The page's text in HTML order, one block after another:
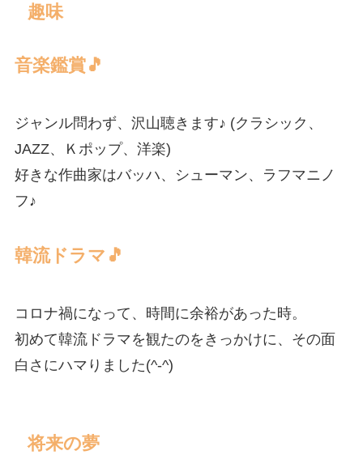
趣味
音楽鑑賞🎵
ジャンル問わず、沢山聴きます♪ (クラシック、
JAZZ、Ｋポップ、洋楽)
好きな作曲家はバッハ、シューマン、ラフマニノ
フ♪
韓流ドラマ🎵
コロナ禍になって、時間に余裕があった時。
初めて韓流ドラマを観たのをきっかけに、その面
白さにハマりました(^-^)
将来の夢